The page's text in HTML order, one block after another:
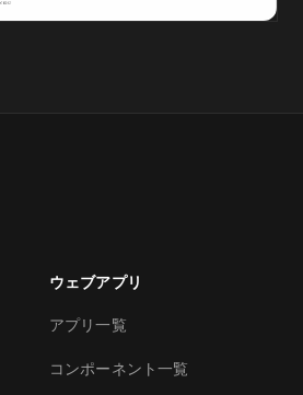
ウェブアプリ
アプリ一覧
コンポーネント一覧